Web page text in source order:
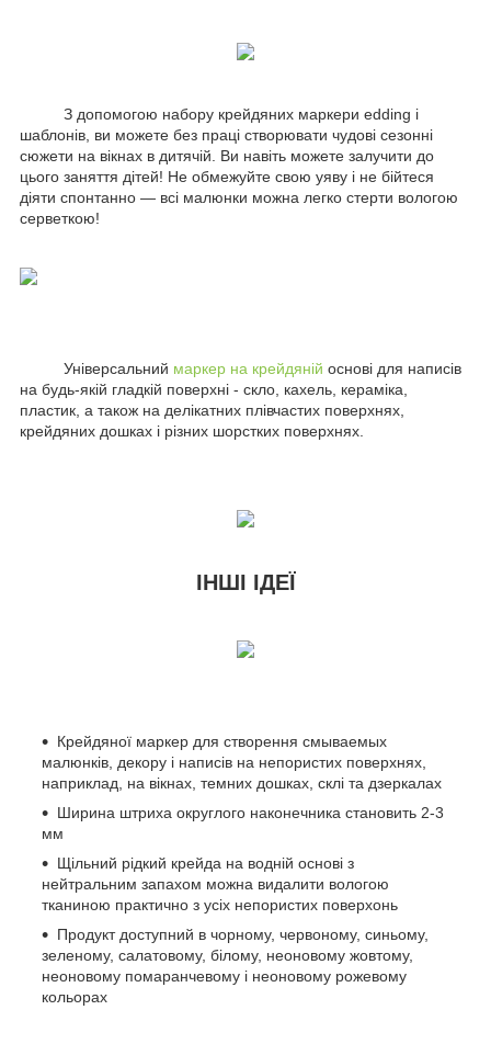
З допомогою набору крейдяних маркери edding і
шаблонів, ви можете без праці створювати чудові сезонні
сюжети на вікнах в дитячій. Ви навіть можете залучити до
цього заняття дітей! Не обмежуйте свою уяву і не бійтеся
діяти спонтанно — всі малюнки можна легко стерти вологою
серветкою!
Універсальний маркер на крейдяній основі для написів
на будь-якій гладкій поверхні - скло, кахель, кераміка,
пластик, а також на делікатних плівчастих поверхнях,
крейдяних дошках і різних шорстких поверхнях.
ІНШІ ІДЕЇ
Крейдяної маркер для створення смываемых
малюнків, декору і написів на непористих поверхнях,
наприклад, на вікнах, темних дошках, склі та дзеркалах
Ширина штриха округлого наконечника становить 2-3
мм
Щільний рідкий крейда на водній основі з
нейтральним запахом можна видалити вологою
тканиною практично з усіх непористих поверхонь
Продукт доступний в чорному, червоному, синьому,
зеленому, салатовому, білому, неоновому жовтому,
неоновому помаранчевому і неоновому рожевому
кольорах